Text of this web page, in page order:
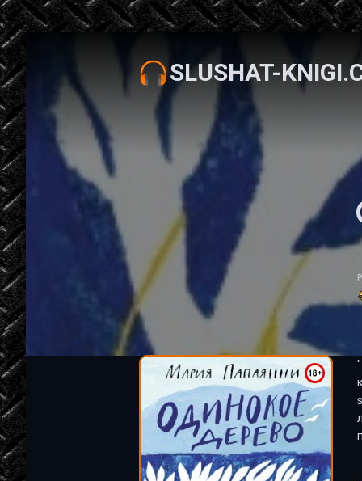
SLUSHAT-
"